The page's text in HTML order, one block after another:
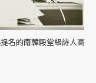
名的南韓殿堂級詩人高